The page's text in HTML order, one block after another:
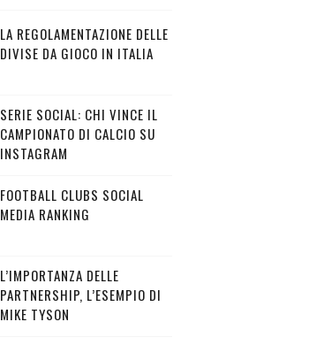
LA REGOLAMENTAZIONE DELLE
DIVISE DA GIOCO IN ITALIA
SERIE SOCIAL: CHI VINCE IL
CAMPIONATO DI CALCIO SU
INSTAGRAM
FOOTBALL CLUBS SOCIAL
MEDIA RANKING
L’IMPORTANZA DELLE
PARTNERSHIP, L’ESEMPIO DI
MIKE TYSON